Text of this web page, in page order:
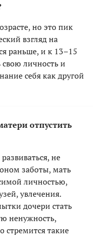
но это пик
взгляд на
раньше, и к 13–15
свою личность и
себя как другой
отпустить
не
заботы, мать
личностью,
увлечения.
дочери стать
ненужность,
стремится такие